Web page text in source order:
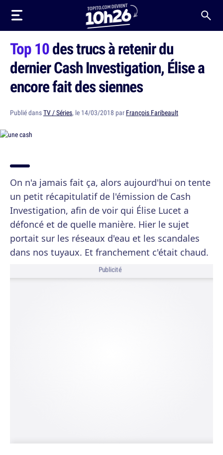
Top 10des trucs à retenir du
dernier Cash Investigation, Élise a
encore fait des siennes
Publié dansTV / Séries, le 14/03/2018 par François Faribeault
On n'a jamais fait ça, alors aujourd'hui on tente
un petit récapitulatif de l'émission de Cash
Investigation, afin de voir qui Élise Lucet a
défoncé et de quelle manière. Hier le sujet
portait sur les réseaux d'eau et les scandales
dans nos tuyaux. Et franchement c'était chaud.
Publicité